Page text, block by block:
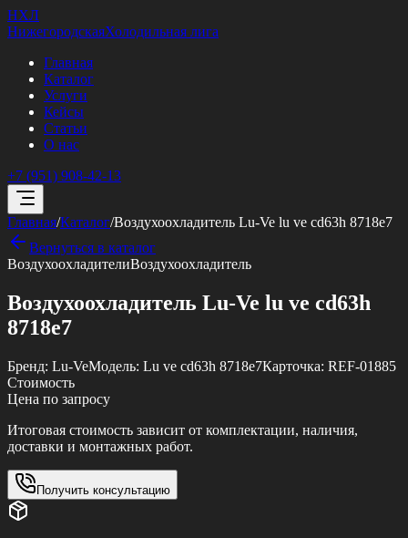
НХЛ
НижегородскаяХолодильная лига
Главная
Каталог
Услуги
Кейсы
Статьи
О нас
+7 (951) 908-42-13
Главная/Каталог/Воздухоохладитель Lu-Ve lu ve cd63h 8718e7
Вернуться в каталог
ВоздухоохладителиВоздухоохладитель
Воздухоохладитель Lu-Ve lu ve cd63h
8718e7
Бренд: Lu-VeМодель: Lu ve cd63h 8718e7Карточка: REF-01885
Стоимость
Цена по запросу
Итоговая стоимость зависит от комплектации, наличия,
доставки и монтажных работ.
Получить консультацию